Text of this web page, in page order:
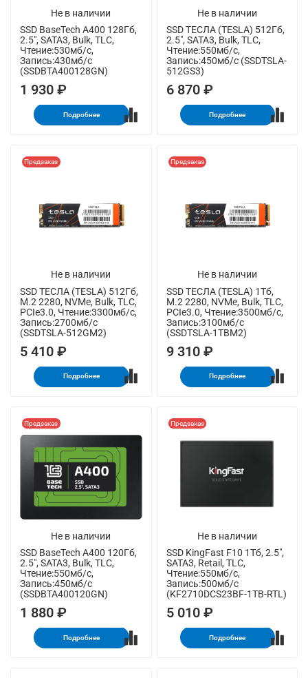
Не в наличии
SSD BaseTech A400 128Гб,
2.5", SATA3, Bulk, TLC,
Чтение:530мб/с,
Запись:430мб/с
(SSDBTA400128GN)
1 930 ₽
Подробнее
Не в наличии
SSD ТЕСЛА (TESLA) 512Гб,
2.5", SATA3, Bulk, TLC,
Чтение:550мб/с,
Запись:450мб/с (SSDTSLA-
512GS3)
6 870 ₽
Подробнее
Не в наличии
Предзаказ
SSD ТЕСЛА (TESLA) 512Гб,
M.2 2280, NVMe, Bulk, TLC,
PCIe3.0, Чтение:3300мб/с,
Запись:2700мб/с
(SSDTSLA-512GM2)
5 410 ₽
Подробнее
Не в наличии
Предзаказ
SSD ТЕСЛА (TESLA) 1Тб,
M.2 2280, NVMe, Bulk, TLC,
PCIe3.0, Чтение:3500мб/с,
Запись:3100мб/с
(SSDTSLA-1TBM2)
9 310 ₽
Подробнее
Не в наличии
Предзаказ
SSD BaseTech A400 120Гб,
2.5", SATA3, Bulk, TLC,
Чтение:550мб/с,
Запись:450мб/с
(SSDBTA400120GN)
1 880 ₽
Подробнее
Не в наличии
Предзаказ
SSD KingFast F10 1Тб, 2.5",
SATA3, Retail, TLC,
Чтение:550мб/с,
Запись:500мб/с
(KF2710DCS23BF-1TB-RTL)
5 010 ₽
Подробнее